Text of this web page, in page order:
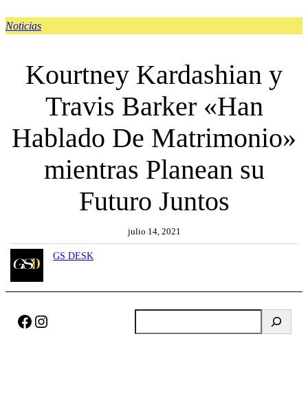
Noticias
Kourtney Kardashian y
Travis Barker «Han
Hablado De Matrimonio»
mientras Planean su
Futuro Juntos
julio 14, 2021
GS DESK
Facebook Instagram
u